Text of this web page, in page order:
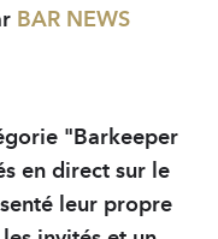
Solution Hydro-
BAR NEWS
"Barkeeper
en direct sur le
leur propre